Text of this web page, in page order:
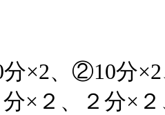
×2、②10分
×２、２分×